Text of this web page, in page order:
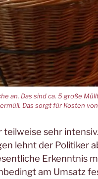
an. Das sind ca. 5 große
Das sorgt für Kosten
teilweise sehr
lehnt der Politiker
Erkenntnis
am Umsatz